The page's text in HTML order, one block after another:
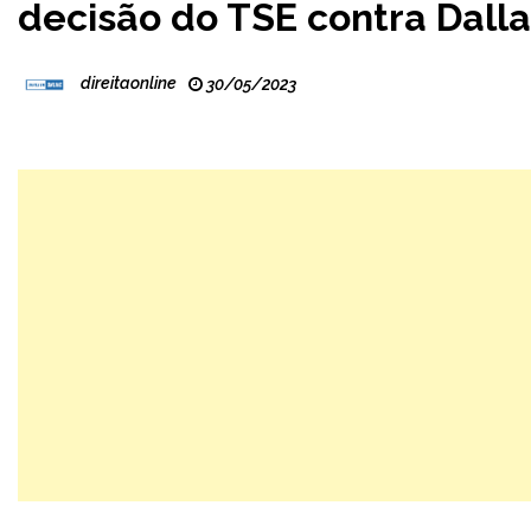
decisão do TSE contra
direitaonline 30/05/2023